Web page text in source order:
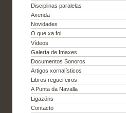
Disciplinas paralelas
Axenda
Novidades
O que xa foi
Vídeos
Galería de Imaxes
Documentos Sonoros
Artigos xornalísticos
Libros regueifeiros
A Punta da Navalla
Ligazóns
Contacto